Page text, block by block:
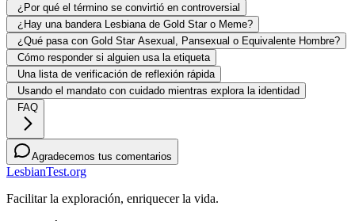
¿Por qué el término se convirtió en controversial
¿Hay una bandera Lesbiana de Gold Star o Meme?
¿Qué pasa con Gold Star Asexual, Pansexual o Equivalente Hombre?
Cómo responder si alguien usa la etiqueta
Una lista de verificación de reflexión rápida
Usando el mandato con cuidado mientras explora la identidad
FAQ
Agradecemos tus comentarios
LesbianTest.org
Facilitar la exploración, enriquecer la vida.